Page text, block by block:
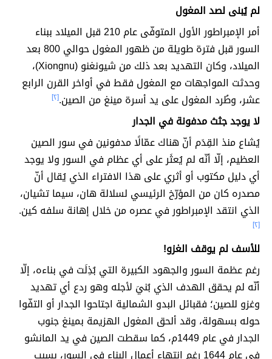
لم يُبنى لصد المغول
أمر الإمبراطور الأول المتوفّى عام 210 قبل الميلاد ببناء
السور قبل فترة طويلة من ظهور المغول حوالي 800 بعد
الميلاد، وكان التهديد بعد ذلك من شيونغنو (Xiongnu)،
وحدثت المواجهات مع المغول فقط في أواخر القرن الرابع
عشر، وطُرد المغول على يد أسرة مينغ من الصين.[٢]
لا يوجد جثث مدفونة في الجدار
يُشاع منذ القِدَم أنّ هناك عمّالًا مدفونين في سور الصين
العظيم، إلّا أنّه لم يُعثَر على أي عظام في السور ولا يوجد
أي دليل مكتوب أو أثري على هذا الافتراء الذي يُقال أنّ
مصدره كان من المؤرّخ الرئيسي لسلالة هان، سيما تشيان،
الذي انتقد الإمبراطور في عصره من خلال إهانة سلفه كين.
[٢]
للأسف لم يوقف الغزو!
رغم عظمة السور والجهود الكبيرة التي بُذِلَت في بناءه، إلّا
أنّه لم يحقق الهدف الذي بُنيَ لأجله وهو ردع أي تهديد
وغزو للصين؛ فقبائل البدو الشمالية اجتاحوا الجدار أو التفّوا
حوله بسهولة، وقد ألحق المغول الهزيمة بمينغ جنوب
الجدار في عام 1449م، كما سقطت الصين في يد المانشو
في عام 1644 رغم انتهاء أعمال البناء في السور، بسبب